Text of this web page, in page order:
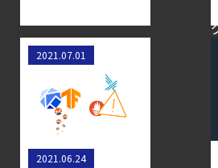
CNAPP選定ガイド
計画フェーズで
【ブログ】
セキュリティ運
Kubeflowと
TensorFlowを標的
とした新しいクリ
プトマイニング攻
撃を検出
2021.07.01
Sysdigの新機能 -
2021.06.24